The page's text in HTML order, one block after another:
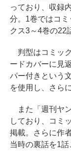
っており、収録
分。1巻ではコ
クス3～4巻の22
判型はコミッ
ードカバーに見
パー付きという
を使用し、さら
また「週刊ヤ
しており、コミ
掲載。さらに作
当時の裏話を1話